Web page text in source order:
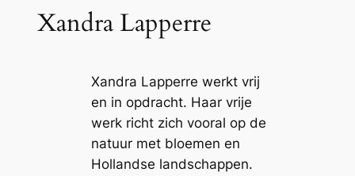
Xandra Lapperre
Xandra Lapperre werkt vrij
en in opdracht. Haar vrije
werk richt zich vooral op de
natuur met bloemen en
Hollandse landschappen.